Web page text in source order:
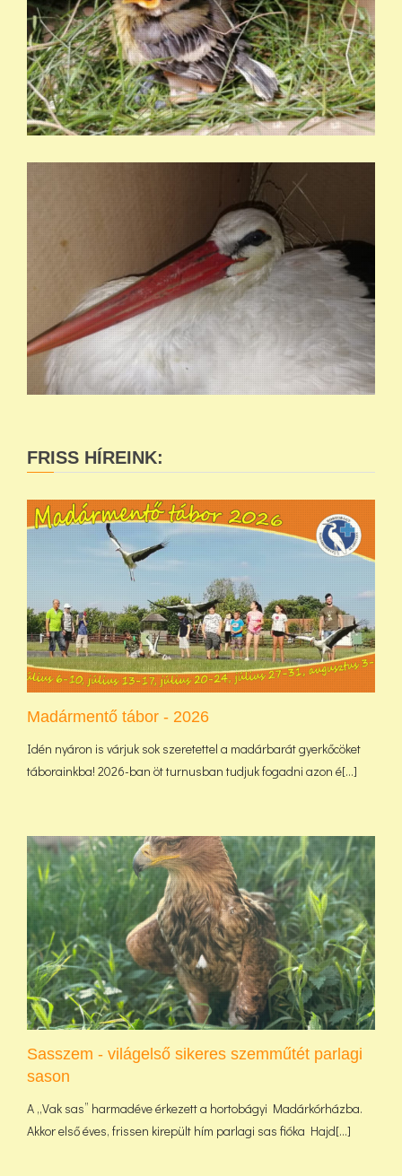
FRISS HÍREINK:
Madármentő tábor - 2026
Idén nyáron is várjuk sok szeretettel a madárbarát gyerkőcöket
táborainkba! 2026-ban öt turnusban tudjuk fogadni azon é[...]
Sasszem - világelső sikeres szemműtét parlagi
sason
A „Vak sas” harmadéve érkezett a hortobágyi Madárkórházba.
Akkor első éves, frissen kirepült hím parlagi sas fióka Hajd[...]